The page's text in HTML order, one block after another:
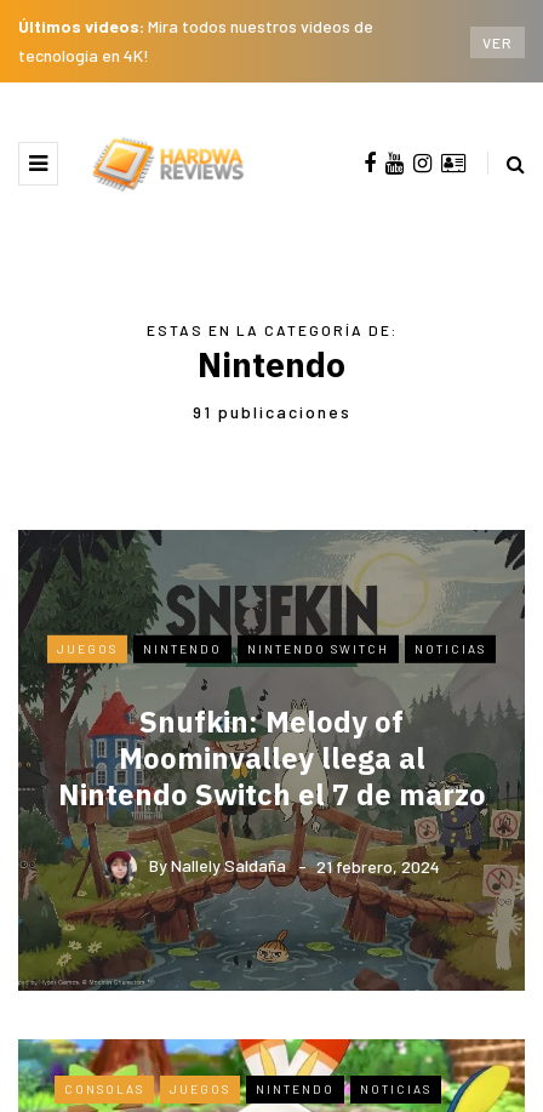
Últimos videos: Mira todos nuestros videos de
tecnología en 4K!
VER
ESTAS EN LA CATEGORÍA DE:
Nintendo
91 publicaciones
JUEGOS NINTENDO NINTENDO SWITCH NOTICIAS
Snufkin: Melody of
Moominvalley llega al
Nintendo Switch el 7 de marzo
ByNallely Saldaña 21 febrero, 2024
CONSOLAS JUEGOS NINTENDO NOTICIAS